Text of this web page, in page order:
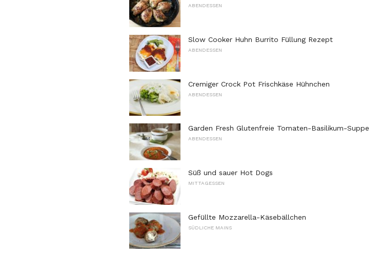
ABENDESSEN
Slow Cooker Huhn Burrito Füllung Rezept
ABENDESSEN
Cremiger Crock Pot Frischkäse Hühnchen
ABENDESSEN
Garden Fresh Glutenfreie Tomaten-Basilikum-Suppe
ABENDESSEN
Süß und sauer Hot Dogs
MITTAGESSEN
Gefüllte Mozzarella-Käsebällchen
SÜDLICHE MAINS